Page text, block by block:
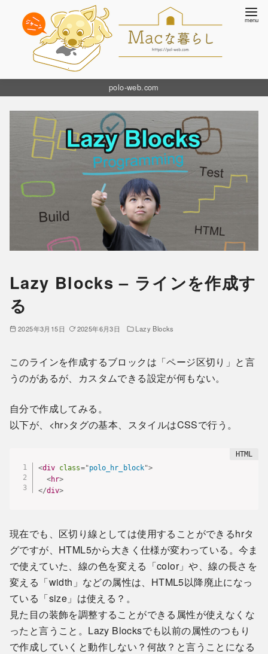
polo-web.com
Lazy Blocks – ラインを作成す
る
2025年3月15日 2025年6月3日 Lazy Blocks
このラインを作成するブロックは「ページ区切り」と言
うのがあるが、カスタムできる設定が何もない。
自分で作成してみる。
以下が、<hr>タグの基本、スタイルはCSSで行う。
<div class="polo_hr_block">
<hr>
</div>
現在でも、区切り線としては使用することができるhrタ
グですが、HTML5から大きく仕様が変わっている。今ま
で使えていた、線の色を変える「color」や、線の長さを
変える「width」などの属性は、HTML5以降廃止になっ
ている「size」は使える？。
見た目の装飾を調整することができる属性が使えなくな
ったと言うこと。Lazy Blocksでも以前の属性のつもり
で作成していくと動作しない？何故？と言うことになる